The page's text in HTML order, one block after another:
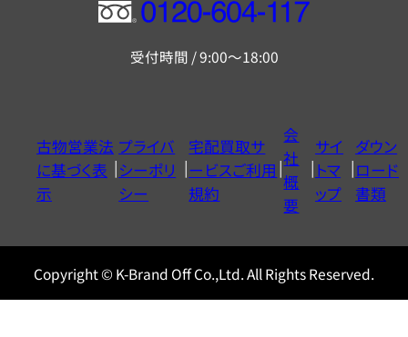
フ
ー
ヤ
ル
0120604117
受付時間 / 9:00～18:00
古物営業法
に基づく表
示
プライバ
シーポリ
シー
宅配買取サ
ービスご利用
規約
会
社
概
要
サイ
トマ
ップ
ダウン
ロード
書類
Copyright © K-Brand Off Co.,Ltd. All Rights Reserved.